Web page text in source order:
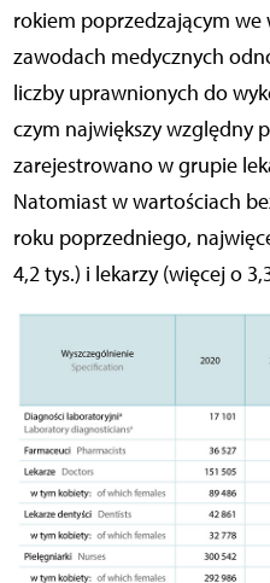
rokiem poprzedzającym
zawodach medycznych
liczby uprawnionych do
czym największy względny
zarejestrowano w grupie
Natomiast w wartościach
roku poprzedniego,
4,2 tys.) i lekarzy (więcej o